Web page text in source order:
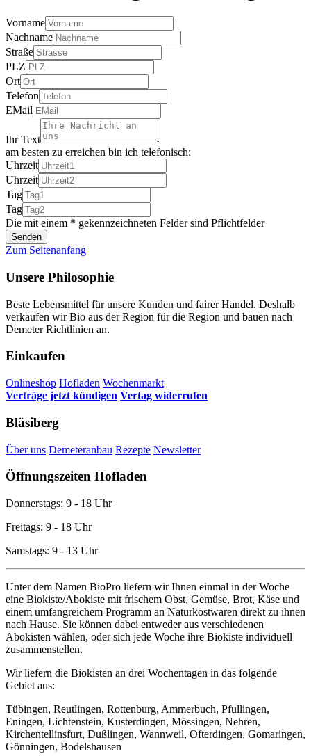
Vorname
Nachname
Straße
PLZ
Ort
Telefon
EMail
Ihr Text
am besten zu erreichen bin ich telefonisch:
Uhrzeit
Uhrzeit
Tag
Tag
Die mit einem * gekennzeichneten Felder sind Pflichtfelder
Zum Seitenanfang
Unsere Philosophie
Beste Lebensmittel für unsere Kunden und fairer Handel. Deshalb
verkaufen wir Bio aus der Region für die Region und bauen nach
Demeter Richtlinien an.
Einkaufen
Onlineshop Hofladen Wochenmarkt
Verträge jetzt kündigen Vertag widerrufen
Bläsiberg
Über uns Demeteranbau Rezepte Newsletter
Öffnungszeiten Hofladen
Donnerstags: 9 - 18 Uhr
Freitags: 9 - 18 Uhr
Samstags: 9 - 13 Uhr
Unter dem Namen BioPro liefern wir Ihnen einmal in der Woche
eine Biokiste/Abokiste mit frischem Obst, Gemüse, Brot, Käse und
einem umfangreichem Programm an Naturkostwaren direkt zu ihnen
nach Hause. Sie können dabei entweder aus verschiedenen
Abokisten wählen, oder sich jede Woche ihre Biokiste individuell
zusammenstellen.
Wir liefern die Biokisten an drei Wochentagen in das folgende
Gebiet aus:
Tübingen, Reutlingen, Rottenburg, Ammerbuch, Pfullingen,
Eningen, Lichtenstein, Kusterdingen, Mössingen, Nehren,
Kirchentellinsfurt, Dußlingen, Wannweil, Ofterdingen, Gomaringen,
Gönningen, Bodelshausen